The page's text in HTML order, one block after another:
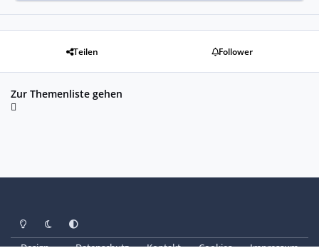
Teilen Follower
Zur Themenliste gehen
Heller ModusDunkler Modus
Systemeinstellung